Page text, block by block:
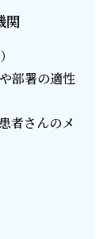
関
部署の適性
者さんのメ